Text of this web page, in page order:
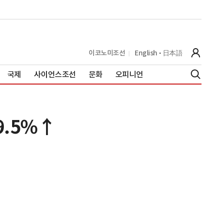
이코노미조선 English 日本語
국제 사이언스조선 문화 오피니언